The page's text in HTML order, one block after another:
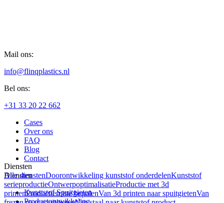
Mail ons:
info@flinqplastics.nl
Bel ons:
+31 33 20 22 662
Cases
Over ons
FAQ
Blog
Contact
Diensten
Kunststof Spuitgieten
Productontwikkeling
Diensten
Alle dienstenDoorontwikkeling kunststof onderdelenKunststof
serieproductieOntwerpoptimalisatieProductie met 3d
printenProductieroute bepalenVan 3d printen naar spuitgietenVan